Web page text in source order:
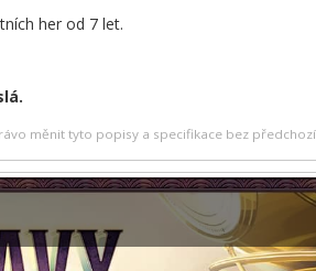
her od 7 let.
měnit tyto popisy a specifikace bez